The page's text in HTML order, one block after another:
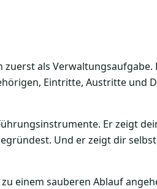
als Verwaltungsaufgabe.
Eintritte, Austritte und
Er zeigt
Und er zeigt dir
einem sauberen Ablauf